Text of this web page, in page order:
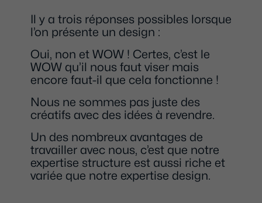
Il y a trois réponses possibles lorsque
l’on présente un design :
Oui, non et WOW ! Certes, c’est le
WOW qu’il nous faut viser mais
encore faut-il que cela fonctionne !
Nous ne sommes pas juste des
créatifs avec des idées à revendre.
Un des nombreux avantages de
travailler avec nous, c’est que notre
expertise structure est aussi riche et
variée que notre expertise design.